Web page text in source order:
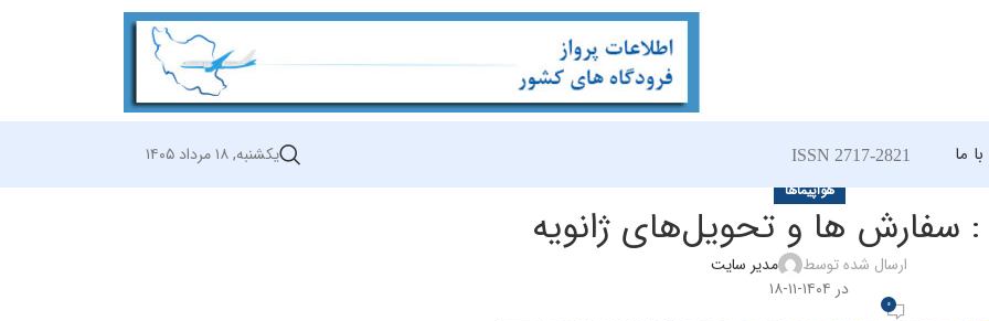
ما ISSN 2717-2821 یکشنبه, ۱۸ مرداد ۱۴۰۵
هواپیماها
: سفارش ها و تحویل‌های ژانویه
ارسال شده توسط
مدیر سایت
در ۱۴۰۴-۱۱-۱۸
0